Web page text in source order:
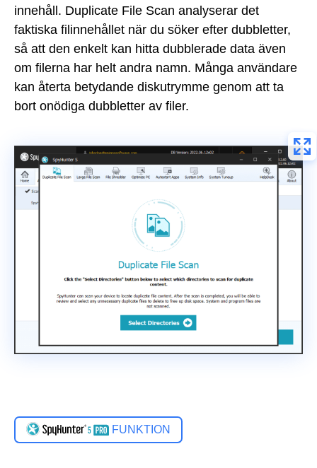
innehåll. Duplicate File Scan analyserar det
faktiska filinnehållet när du söker efter dubbletter,
så att den enkelt kan hitta dubblerade data även
om filerna har helt andra namn. Många användare
kan återta betydande diskutrymme genom att ta
bort onödiga dubbletter av filer.
FUNKTION